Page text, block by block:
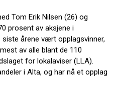
Tom Erik Nilsen (26) og
prosent av aksjene i
årene vært opplagsvinner,
av alle blant de 110
for lokalaviser (LLA).
i Alta, og har nå et opplag